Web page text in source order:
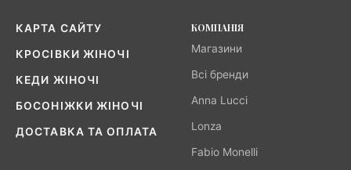
КАРТА САЙТУ
КРОСІВКИ ЖІНОЧІ
КЕДИ ЖІНОЧІ
БОСОНІЖКИ ЖІНОЧІ
ДОСТАВКА ТА ОПЛАТА
КОМПАНІЯ
Магазини
Всі бренди
Anna Lucci
Lonza
Fabio Monelli